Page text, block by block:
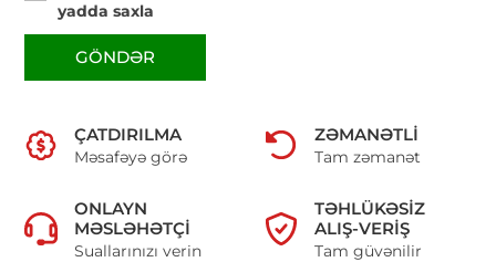
yadda saxla
GÖNDƏR
ÇATDIRILMA
Məsafəyə görə
ZƏMANƏTLI
Tam zəmanət
ONLAYN
MƏSLƏHƏTÇI
Suallarınızı verin
TƏHLÜKƏSIZ
ALIŞ-VERIŞ
Tam güvənilir